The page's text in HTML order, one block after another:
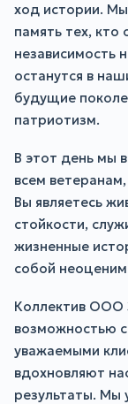
ход истории.
память тех, кто
независимость
останутся в
будущие
патриотизм.
В этот день мы
всем
Вы являетесь
стойкости,
жизненные
собой
Коллектив ООО
возможностью
уважаемыми
вдохновляют
результаты. Мы